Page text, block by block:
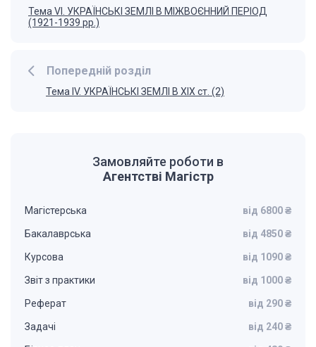
Попередній розділ
Тема ІV. УКРАЇНСЬКІ ЗЕМЛІ В ХІХ ст. (2)
Тема VІ. УКРАЇНСЬКІ ЗЕМЛІ В МІЖВОЄННИЙ ПЕРІОД
(1921-1939 рр.)
Замовляйте роботи в
Агентстві Магістр
Магістерська від 6800 ₴
Бакалаврська від 4850 ₴
Курсова від 1090 ₴
Звіт з практики від 1000 ₴
Реферат від 290 ₴
Задачі від 240 ₴